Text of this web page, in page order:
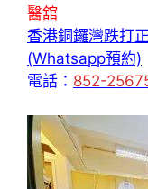
醫舘
香港銅鑼灣跌打
(Whatsapp預約)
電話： 852-